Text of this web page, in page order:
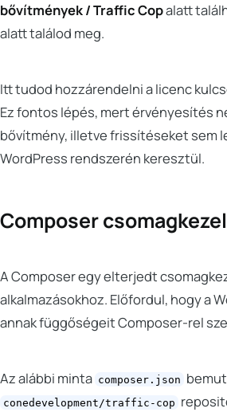
bővítmények / Traffic Copalatt
alatt találod meg.
Itt tudod hozzárendelni a licenc
Ez fontos lépés, mert érvényesítés
bővítmény, illetve frissítéseket sem
WordPress rendszerén keresztül.
Composer
A Composer egy elterjedt
alkalmazásokhoz. Előfordul, hogy a
annak függőségeit Composer-rel
Az alábbi minta composer.json
conedevelopment/traffic-cop